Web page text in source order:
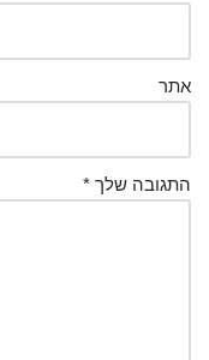
אתר
התגובה שלך *